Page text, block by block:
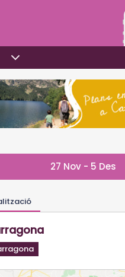
27 Nov - 5 Des